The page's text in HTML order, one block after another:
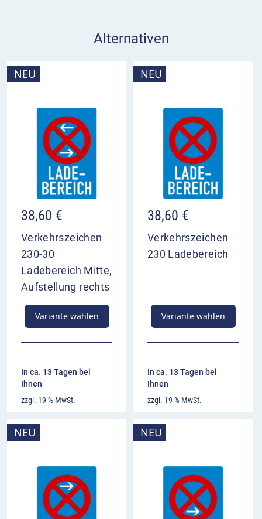
Alternativen
NEU
38,60 €
Verkehrszeichen
230-30
Ladebereich Mitte,
Aufstellung rechts
Variante wählen
In ca. 13 Tagen bei
Ihnen
zzgl. 19 % MwSt.
NEU
38,60 €
Verkehrszeichen
230 Ladebereich
Variante wählen
In ca. 13 Tagen bei
Ihnen
zzgl. 19 % MwSt.
NEU NEU